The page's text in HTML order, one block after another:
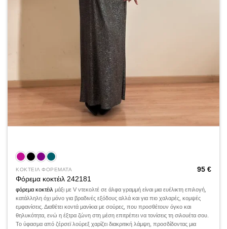
ΚΟΚΤΕΙΛ ΦΟΡΕΜΑΤΑ
Φόρεμα κοκτέιλ 242181
95 €
φόρεμα κοκτέιλ μάξι με V ντεκολτέ σε άλφα γραμμή είναι μια ευέλικτη επιλογή,
κατάλληλη όχι μόνο για βραδινές εξόδους αλλά και για πιο χαλαρές, κομψές
εμφανίσεις. Διαθέτει κοντά μανίκια με σούρες, που προσθέτουν όγκο και
θηλυκότητα, ενώ η έξτρα ζώνη στη μέση επιτρέπει να τονίσεις τη σιλουέτα σου.
Το ύφασμα από ζέρσεϊ λούρεξ χαρίζει διακριτική λάμψη, προσδίδοντας μια